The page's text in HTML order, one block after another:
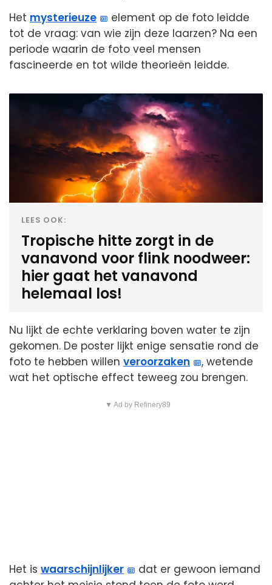
Het mysterieuze
element op de foto leidde
tot de vraag: van wie zijn deze laarzen? Na een
periode waarin de foto veel mensen
fascineerde en tot wilde theorieën leidde.
LEES OOK:
Tropische hitte zorgt in de
vanavond voor flink noodweer:
hier gaat het vanavond
helemaal los!
Nu lijkt de echte verklaring boven water te zijn
gekomen. De poster lijkt enige sensatie rond de
foto te hebben willen veroorzaken
, wetende
wat het optische effect teweeg zou brengen.
▼ Ad by Refinery89
Het is waarschijnlijker
dat er gewoon iemand